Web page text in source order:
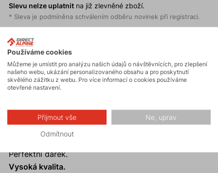
Slevu nelze uplatnitna již zlevněné zboží.
* Sleva je podmíněna schválením odběru novinek při registraci.
Univerzální textilní pásek HOOK vás zaujme nejen
svou elegancí, ale i praktičností.Je ideální volbou pro
každý outdoorový outfit.
Pružný materiál.
Elegantní design.
Perfektní dárek.
Vysoká kvalita.
Používáme cookies
Můžeme je umístit pro analýzu našich údajů o návštěvnících, pro zlepšení
našeho webu, ukázání personalizovaného obsahu a pro poskytnutí
skvělého zážitku z webu. Pro více informací o cookies používáme
otevřené nastavení.
Přijmout vše Ne, uprav
Odmítnout